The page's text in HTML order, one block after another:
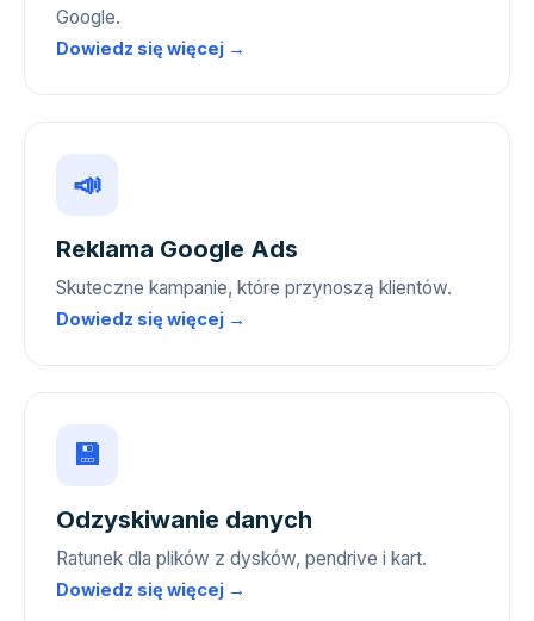
Google.
Dowiedz się więcej →
📣
Reklama Google Ads
Skuteczne kampanie, które przynoszą klientów.
Dowiedz się więcej →
💾
Odzyskiwanie danych
Ratunek dla plików z dysków, pendrive i kart.
Dowiedz się więcej →